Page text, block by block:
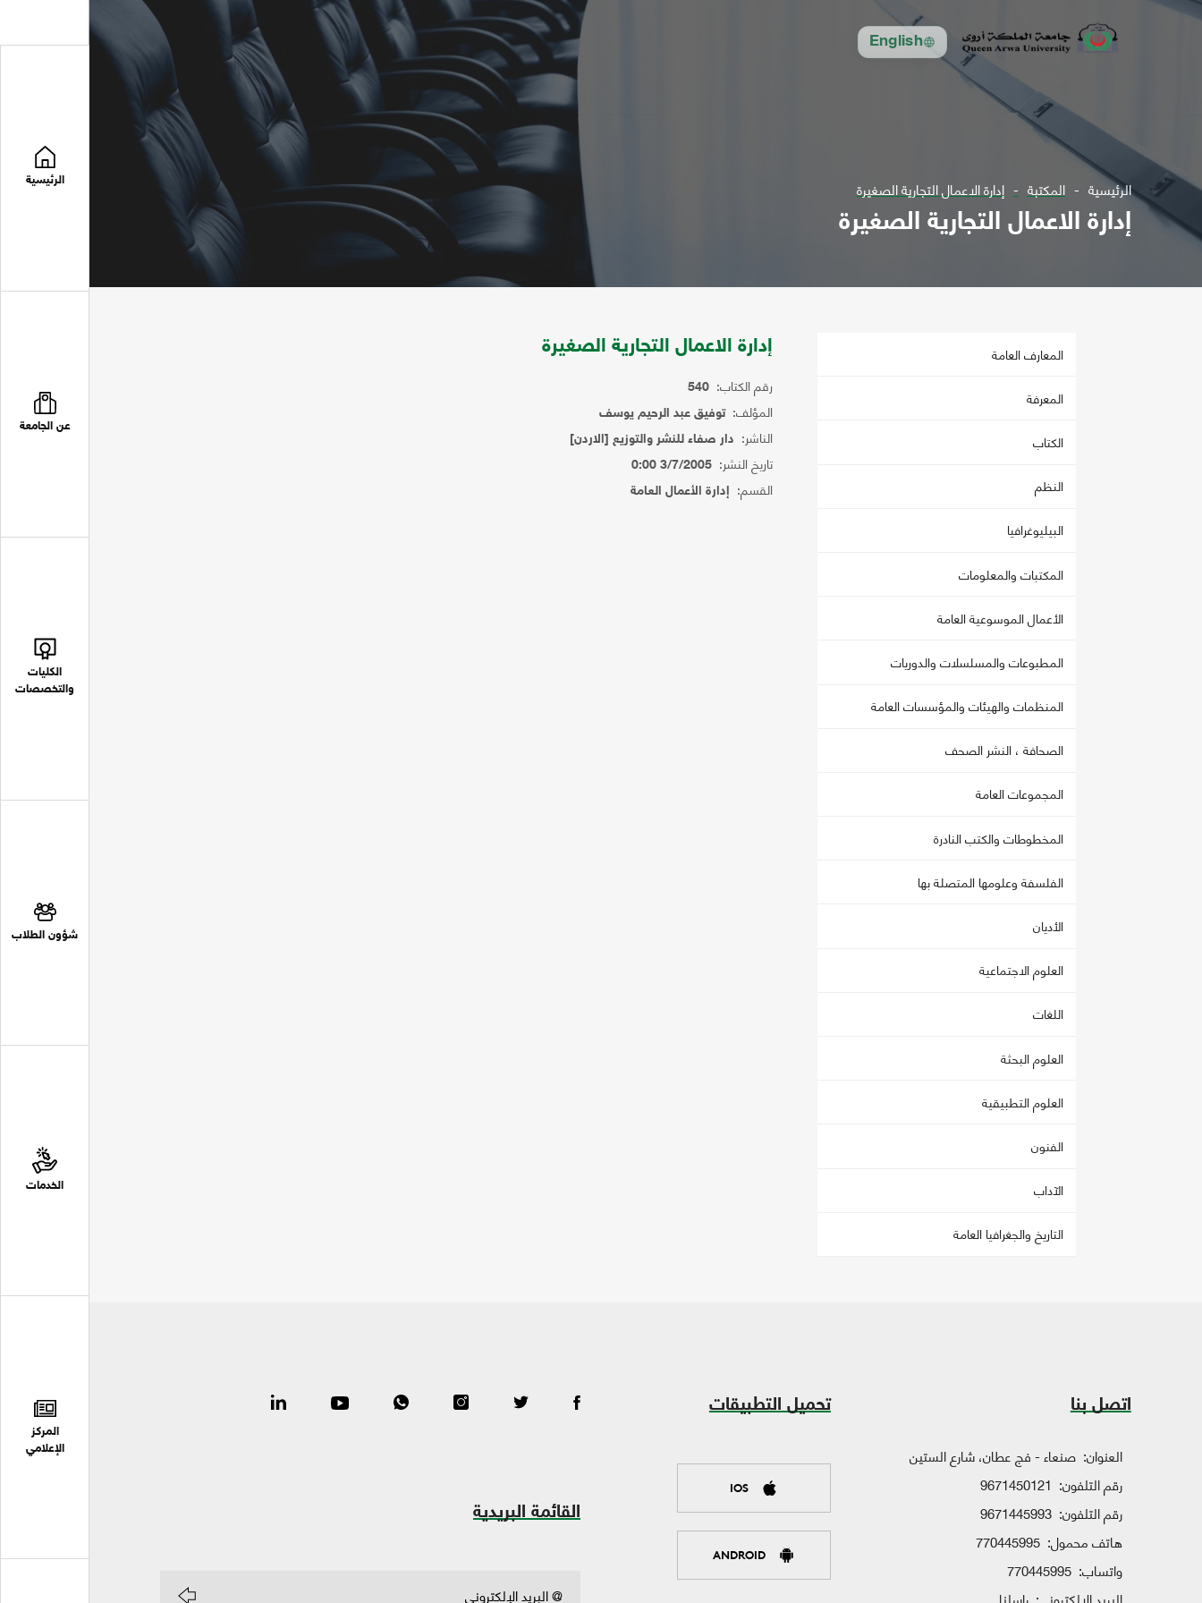
English
الرئيسية
عن الجامعة
الكليات
والتخصصات
شؤون الطلاب
الخدمات
المركز
الإعلامي
الرئيسية المكتبة إدارة الاعمال التجارية الصغيرة
إدارة الاعمال التجارية الصغيرة
المعارف العامة
المعرفة
الكتاب
النظم
البيليوغرافيا
المكتبات والمعلومات
الأعمال الموسوعية العامة
المطبوعات والمسلسلات والدوريات
المنظمات والهيئات والمؤسسات العامة
الصحافة ، النشر الصحف
المجموعات العامة
المخطوطات والكتب النادرة
الفلسفة وعلومها المتصلة بها
الأديان
العلوم الاجتماعية
اللغات
العلوم البحثة
العلوم التطبيقية
الفنون
الآداب
التاريخ والجغرافيا العامة
إدارة الاعمال التجارية الصغيرة
رقم الكتاب: 540
المؤلف:توفيق عبد الرحيم يوسف
الناشر: دار صفاء للنشر والتوزيع [الاردن]
تاريخ النشر: 3/7/2005 0:00
القسم: إدارة الأعمال العامة
اتصل بنا
العنوان: صنعاء - فج عطان، شارع الستين
رقم التلفون: 9671450121
رقم التلفون: 9671445993
هاتف محمول: 770445995
واتساب: 770445995
تحميل التطبيقات
IOS
ANDROID
القائمة البريدية